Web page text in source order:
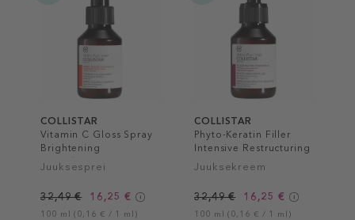
COLLISTAR
Vitamin C Gloss Spray
Brightening
Revitalizing
Juuksesprei
32,49 € 16,25 €
100 ml (0,16 € / 1 ml)
COLLISTAR
Phyto-Keratin Filler
Intensive Restructuring
Juuksekreem
32,49 € 16,25 €
100 ml (0,16 € / 1 ml)